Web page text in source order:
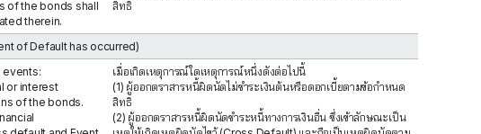
of the bonds shall
therein.
สิทธิ
of Default has occurred)
events:
or interest
of the bonds.
เมื่อเกิดเหตุการณ์ใดเหตุการณ์หนึ่งดังต่อไปนี้
(1) ผู้ออกตราสารหนี้ผิดนัดไม่ชำระเงินต้นหรือดอกเบี้ยตามข้อกำหนด
สิทธิ
(2) ผู้ออกตราสารหนี้ผิดนัดชำระหนี้ทางการเงินอื่น ซึ่งเข้าลักษณะเป็น